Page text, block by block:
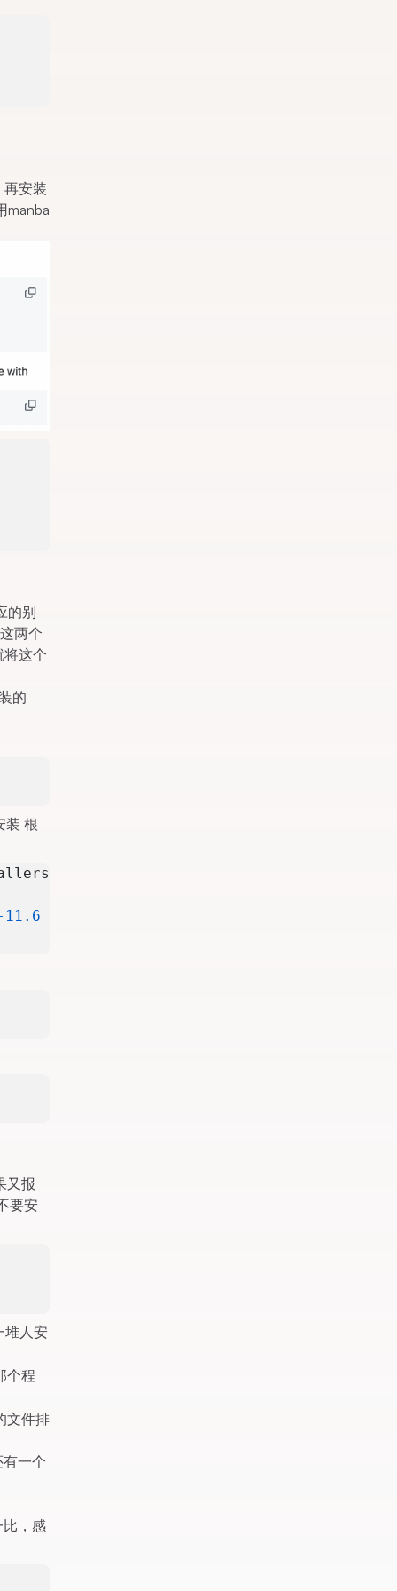
再安装
manba
的别
两个
将这个
的
装 根
cuda_11.6.0_510.39.01_linux.run](
11.6
又报
要安
堆人安
个程
文件排
一个
比，感